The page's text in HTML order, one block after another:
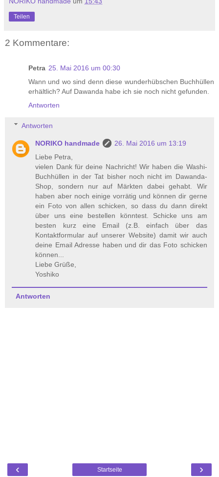
Teilen
2 Kommentare:
Petra 25. Mai 2016 um 00:30
Wann und wo sind denn diese wunderhübschen Buchhüllen
erhältlich? Auf Dawanda habe ich sie noch nicht gefunden.
Antworten
Antworten
NORIKO handmade
26. Mai 2016 um 13:19
Liebe Petra,
vielen Dank für deine Nachricht! Wir haben die Washi-
Buchhüllen in der Tat bisher noch nicht im Dawanda-
Shop, sondern nur auf Märkten dabei gehabt. Wir
haben aber noch einige vorrätig und können dir gerne
ein Foto von allen schicken, so dass du dann direkt
über uns eine bestellen könntest. Schicke uns am
besten kurz eine Email (z.B. einfach über das
Kontaktformular auf unserer Website) damit wir auch
deine Email Adresse haben und dir das Foto schicken
können...
Liebe Grüße,
Yoshiko
Antworten
‹ ›
Startseite